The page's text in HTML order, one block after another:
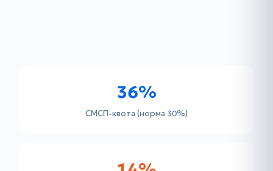
36%
СМСП-квота (норма 30%)